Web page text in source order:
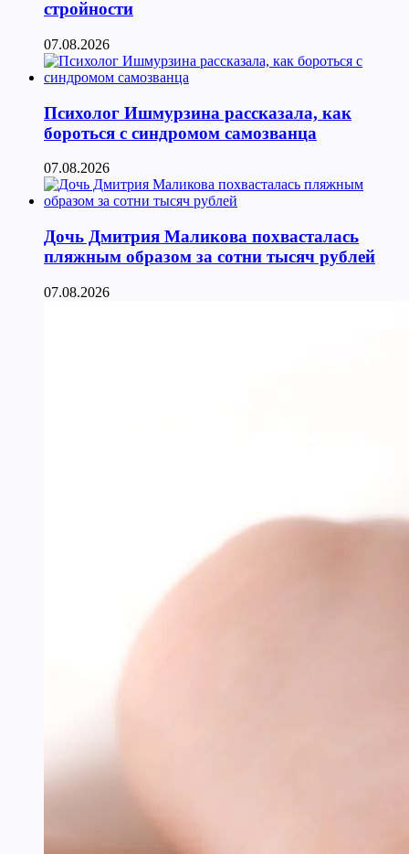
стройности
07.08.2026
Психолог Ишмурзина рассказала, как
бороться с синдромом самозванца
07.08.2026
Дочь Дмитрия Маликова похвасталась
пляжным образом за сотни тысяч рублей
07.08.2026